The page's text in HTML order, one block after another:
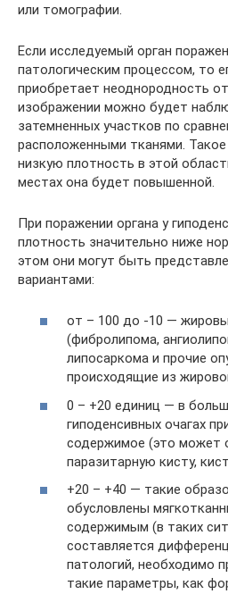
или томографии.
Если исследуемый орган
патологическим процессом, то
приобретает неоднородность
изображении можно будет
затемненных участков по
расположенными тканями.
низкую плотность в этой
местах она будет повышенной.
При поражении органа у
плотность значительно ниже
этом они могут быть
вариантами:
от – 100 до -10 —
(фибролипома,
липосаркома и прочие
происходящие из
0 – +20 единиц — в
гиподенсивных очагах
содержимое (это может
паразитарную кисту,
+20 – +40 — такие
обусловлены
содержимым (в таких
составляется
патологий, необходимо
такие параметры, как